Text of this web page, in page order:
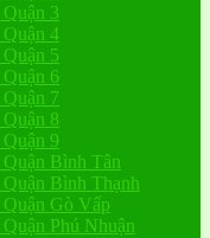
3
4
5
6
7
8
9
Bình Tân
Bình Thạnh
Gò Vấp
Phú Nhuận